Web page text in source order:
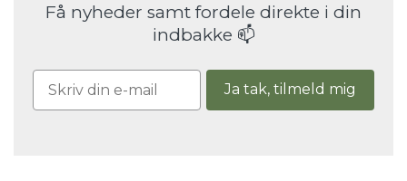
Få nyheder samt fordele direkte i din
indbakke 📫
Ja tak, tilmeld mig